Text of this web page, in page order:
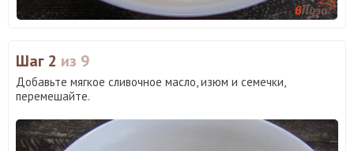
Шаг 2 из 9
Добавьте мягкое сливочное масло, изюм и семечки,
перемешайте.